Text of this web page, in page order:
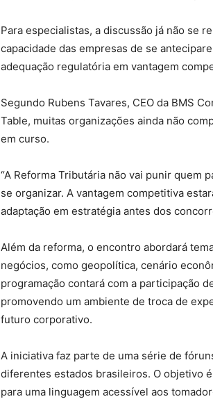
Para especialistas, a discussão já não se
capacidade das empresas de se
adequação regulatória em vantagem
Segundo Rubens Tavares, CEO da BMS
Table, muitas organizações ainda não
em curso.
“A Reforma Tributária não vai punir quem
se organizar. A vantagem competitiva
adaptação em estratégia antes dos
Além da reforma, o encontro abordará
negócios, como geopolítica, cenário
programação contará com a participação
promovendo um ambiente de troca de
futuro corporativo.
A iniciativa faz parte de uma série de
diferentes estados brasileiros. O objetivo
para uma linguagem acessível aos